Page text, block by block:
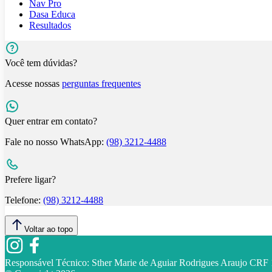
Nav Pro
Dasa Educa
Resultados
Você tem dúvidas?
Acesse nossas perguntas frequentes
Quer entrar em contato?
Fale no nosso WhatsApp: (98) 3212-4488
Prefere ligar?
Telefone: (98) 3212-4488
Voltar ao topo
Responsável Técnico: Sther Marie de Aguiar Rodrigues Araujo CRF